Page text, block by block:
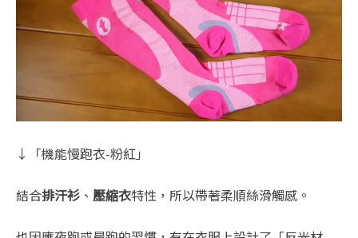
↓「機能慢跑衣-粉紅」
結合排汗衫 、 壓縮衣特性，所以帶著柔順絲滑觸感。